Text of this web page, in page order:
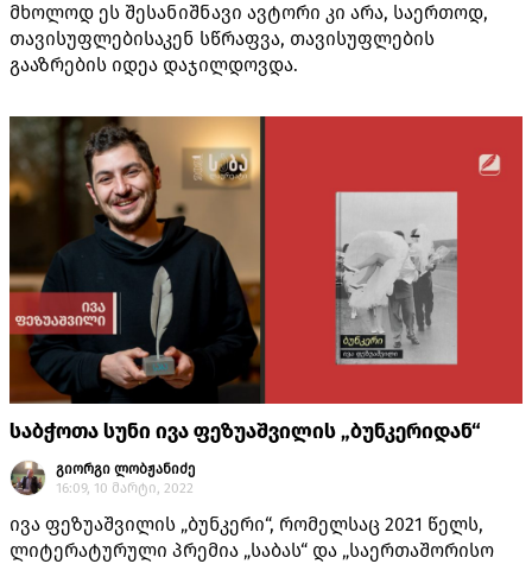
მხოლოდ ეს შესანიშნავი ავტორი კი არა, საერთოდ,
თავისუფლებისაკენ სწრაფვა, თავისუფლების
გააზრების იდეა დაჯილდოვდა.
საბჭოთა სუნი ივა ფეზუაშვილის „ბუნკერიდან“
გიორგი ლობჟანიძე
16:09, 10 მარტი, 2022
ივა ფეზუაშვილის „ბუნკერი“, რომელსაც 2021 წელს,
ლიტერატურული პრემია „საბას“ და „საერთაშორისო